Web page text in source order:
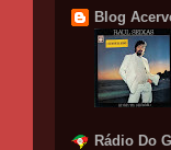
Blog
Rádio Do